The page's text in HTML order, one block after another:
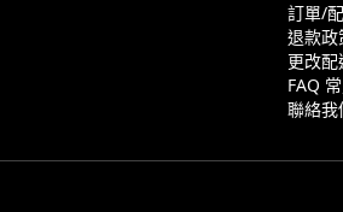
訂單/
退款政
更改
FAQ
聯絡我